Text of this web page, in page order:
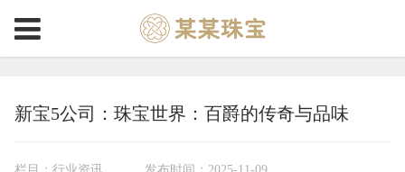
新宝5公司：珠宝世界：百爵的传奇与品味